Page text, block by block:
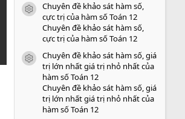
icon tài liệu
Chuyên đề khảo sát hàm số,
cực trị của hàm số Toán 12
Chuyên đề khảo sát hàm số,
cực trị của hàm số Toán 12
icon tài liệu
Chuyên đề khảo sát hàm số, giá
trị lớn nhất giá trị nhỏ nhất của
hàm số Toán 12
Chuyên đề khảo sát hàm số, giá
trị lớn nhất giá trị nhỏ nhất của
hàm số Toán 12